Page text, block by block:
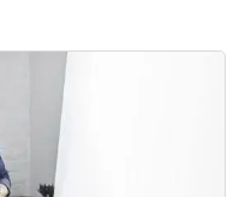
نتایج انتخاب رشته دکتری ۱۴۰۱
نتایج انتخاب رشته دکتری آزاد ۱۴۰۱